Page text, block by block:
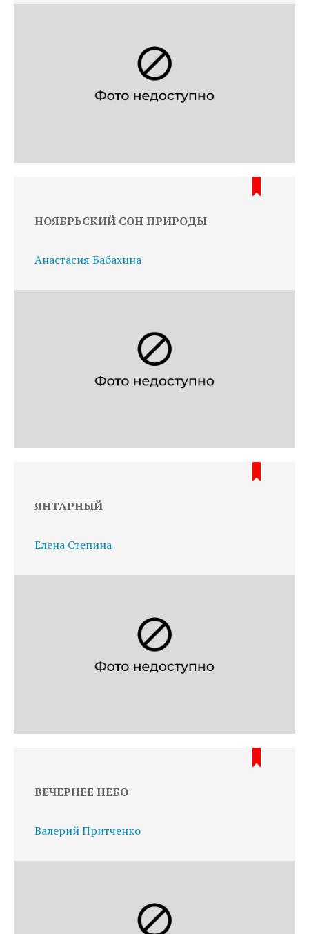
НОЯБРЬСКИЙ СОН ПРИРОДЫ
Анастасия Бабахина
ЯНТАРНЫЙ
Елена Степина
ВЕЧЕРНЕЕ НЕБО
Валерий Притченко